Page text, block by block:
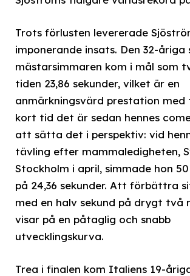
Trots förlusten levererade
imponerande insats. Den 32-åriga
mästarsimmaren kom i mål som
tiden 23,86 sekunder, vilket är en
anmärkningsvärd prestation med
kort tid det är sedan hennes
att sätta det i perspektiv: vid
tävling efter mammaledigheten,
Stockholm i april, simmade hon
på 24,36 sekunder. Att förbättra
med en halv sekund på drygt två
visar på en påtaglig och snabb
utvecklingskurva.
Trea i finalen kom Italiens 19-